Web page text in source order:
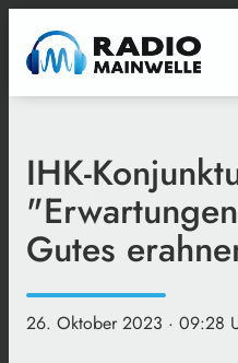
IHK-
Gutes
26. Oktober 2023 · 09:28